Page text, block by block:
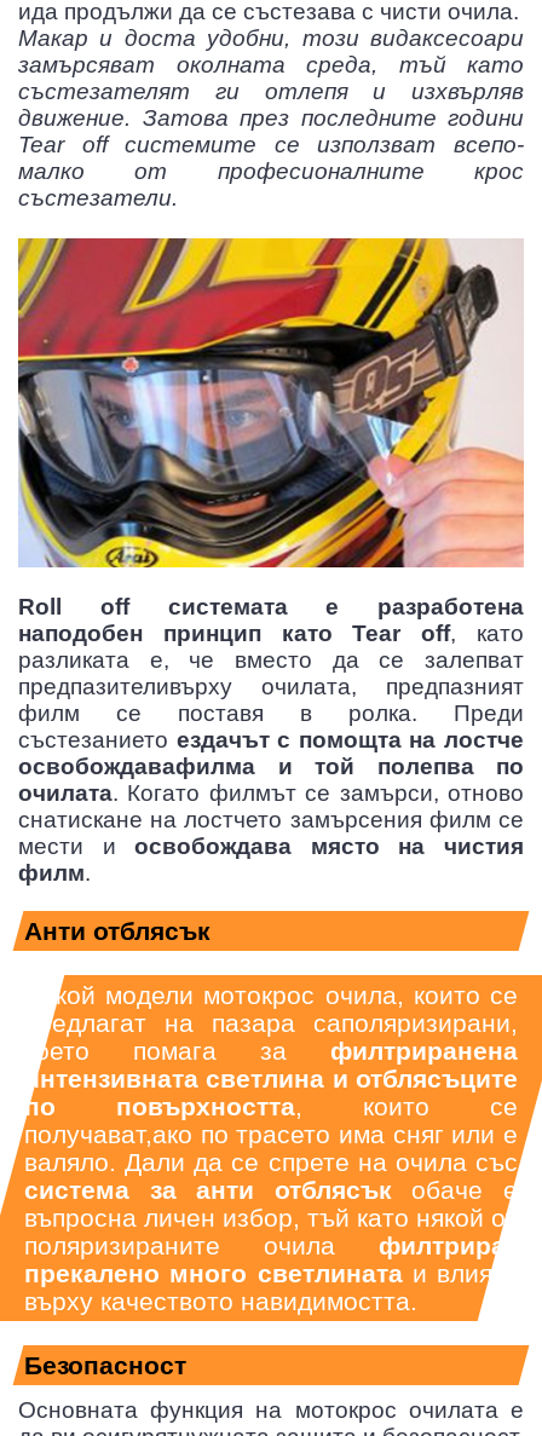
ида продължи да се състезава с чисти очила.
Макар и доста удобни, този видаксесоари
замърсяват околната среда, тъй като
състезателят ги отлепя и изхвърляв
движение. Затова през последните години
Tear off системите се използват всепо-
малко от професионалните крос
състезатели.
Roll off системата е разработена
наподобен принцип като Tear off, като
разликата е, че вместо да се залепват
предпазителивърху очилата, предпазният
филм се поставя в ролка. Преди
състезанието ездачът с помощта на лостче
освобождавафилма и той полепва по
очилата. Когато филмът се замърси, отново
снатискане на лостчето замърсения филм се
мести иосвобождава място на чистия
филм.
Анти отблясък
Някой модели мотокрос очила, които се
предлагат на пазара саполяризирани,
което помага за филтриранена
интензивната светлина и отблясъците
по повърхността, които се
получават,ако по трасето има сняг или е
валяло. Дали да се спрете на очила със
система за анти отблясъкобаче е
въпросна личен избор, тъй като някой от
поляризираните очила филтрират
прекалено много светлината и влияят
върху качеството навидимостта.
Безопасност
Основната функция на мотокрос очилата е